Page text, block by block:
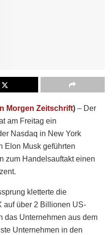
Morgen Zeitschrift) – Der
am Freitag ein
Nasdaq in New York
Elon Musk geführten
zum Handelsauftakt einen
kletterte die
auf über 2 Billionen US-
das Unternehmen aus dem
Unternehmen in den